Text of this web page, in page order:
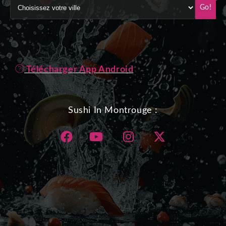
Go!
Télécharger App Android
Sushi In Montrouge :